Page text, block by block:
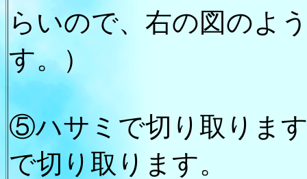
らいので、右の図のよ
す。）
⑤ハサミで切り取りま
で切り取ります。